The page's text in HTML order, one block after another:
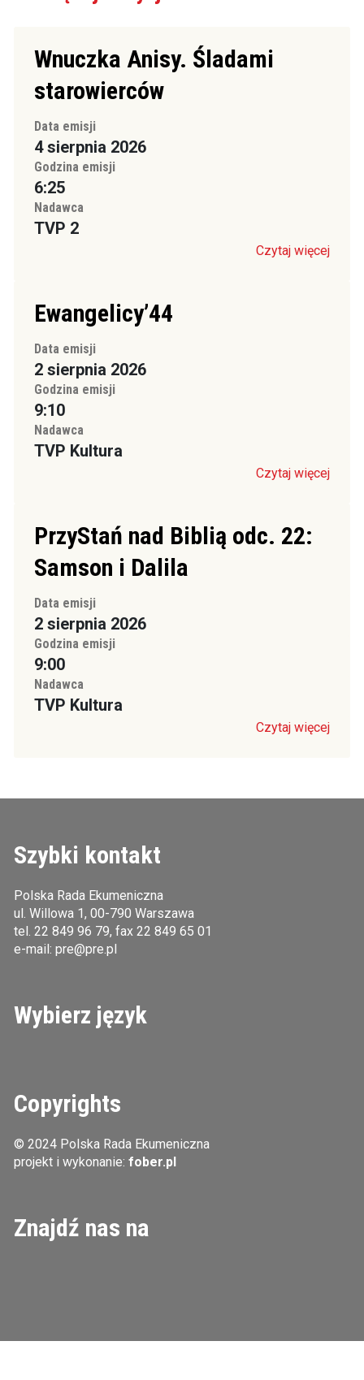
Wnuczka Anisy. Śladami
starowierców
Data emisji
4 sierpnia 2026
Godzina emisji
6:25
Nadawca
TVP 2
Czytaj więcej
Ewangelicy’44
Data emisji
2 sierpnia 2026
Godzina emisji
9:10
Nadawca
TVP Kultura
Czytaj więcej
PrzyStań nad Biblią odc. 22:
Samson i Dalila
Data emisji
2 sierpnia 2026
Godzina emisji
9:00
Nadawca
TVP Kultura
Czytaj więcej
Szybki kontakt
Polska Rada Ekumeniczna
ul. Willowa 1, 00-790 Warszawa
tel. 22 849 96 79, fax 22 849 65 01
e-mail: pre@pre.pl
Wybierz język
Copyrights
© 2024 Polska Rada Ekumeniczna
projekt i wykonanie: fober.pl
Znajdź nas na